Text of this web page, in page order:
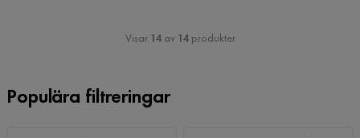
Visar 14av 14produkter
Populära filtreringar